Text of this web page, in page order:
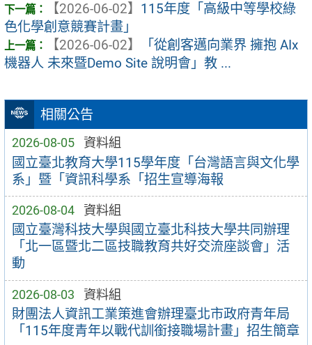
相關公告
2026-08-05 資料組
國立臺北教育大學115學年度「台灣語言與文化學
系」暨「資訊科學系「招生宣導海報
2026-08-04 資料組
國立臺灣科技大學與國立臺北科技大學共同辦理
「北一區暨北二區技職教育共好交流座談會」活
動
2026-08-03 資料組
財團法人資訊工業策進會辦理臺北市政府青年局
「115年度青年以戰代訓銜接職場計畫」招生簡章
【2026-06-02】 115年度「高級中等學校綠
色化學創意競賽計畫」
【2026-06-02】
「從創客邁向業界 擁抱 AIx
機器人 未來暨Demo Site 說明會」教 ...